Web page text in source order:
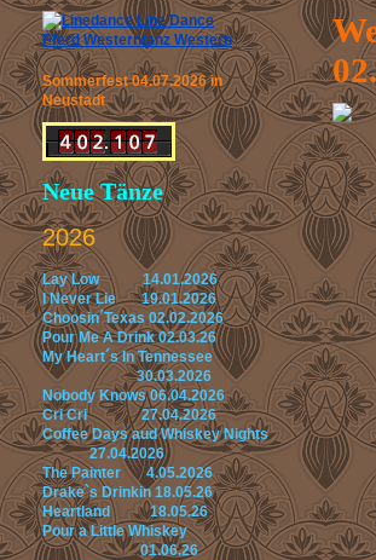
Sommerfest 04.07.2026 in
Neustadt
Neue Tänze
2026
Lay Low 14.01.2026
I Never Lie 19.01.2026
Choosin´Texas 02.02.2026
Pour Me A Drink 02.03.26
My Heart´s In Tennessee
30.03.2026
Nobody Knows 06.04.2026
Cri Cri 27.04.2026
Coffee Days aud Whiskey Nights
27.04.2026
The Painter 4.05.2026
Drake`s Drinkin 18.05.26
Heartland 18.05.26
Pour a Little Whiskey
01.06.26